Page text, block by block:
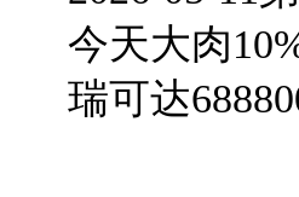
今天大肉
瑞可达